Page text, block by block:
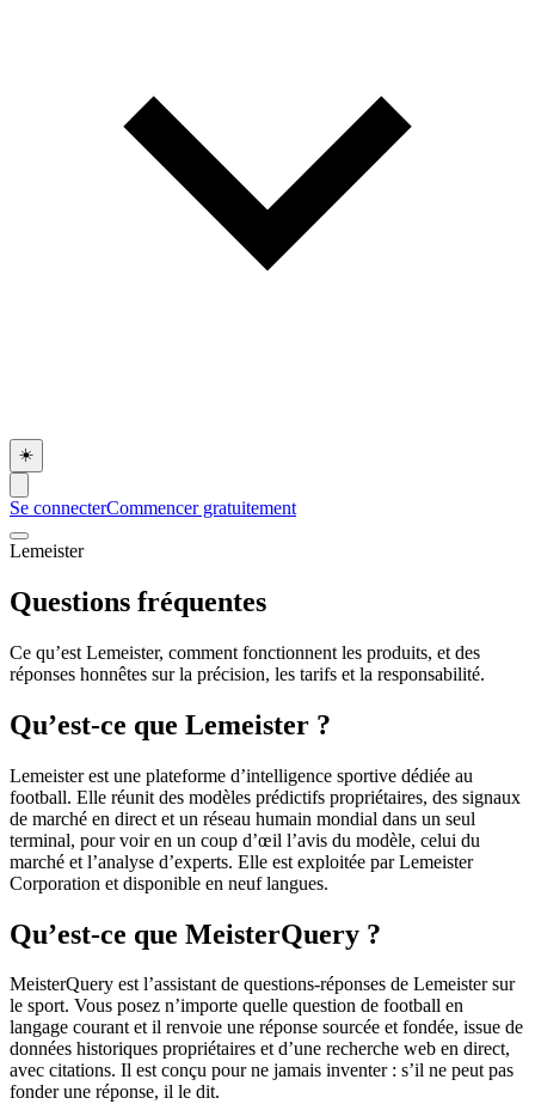
☀️
Se connecterCommencer gratuitement
Lemeister
Questions fréquentes
Ce qu’est Lemeister, comment fonctionnent les produits, et des
réponses honnêtes sur la précision, les tarifs et la responsabilité.
Qu’est-ce que Lemeister ?
Lemeister est une plateforme d’intelligence sportive dédiée au
football. Elle réunit des modèles prédictifs propriétaires, des signaux
de marché en direct et un réseau humain mondial dans un seul
terminal, pour voir en un coup d’œil l’avis du modèle, celui du
marché et l’analyse d’experts. Elle est exploitée par Lemeister
Corporation et disponible en neuf langues.
Qu’est-ce que MeisterQuery ?
MeisterQuery est l’assistant de questions-réponses de Lemeister sur
le sport. Vous posez n’importe quelle question de football en
langage courant et il renvoie une réponse sourcée et fondée, issue de
données historiques propriétaires et d’une recherche web en direct,
avec citations. Il est conçu pour ne jamais inventer : s’il ne peut pas
fonder une réponse, il le dit.